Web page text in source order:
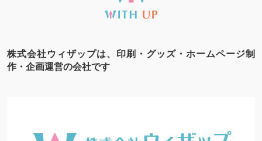
株式会社ウィザップは、印刷・グッズ・ホームページ制
作・企画運営の会社です